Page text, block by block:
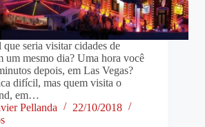
que seria visitar cidades de
um mesmo dia? Uma hora você
depois, em Las Vegas?
difícil, mas quem visita o
em…
Pellanda
22/10/2018